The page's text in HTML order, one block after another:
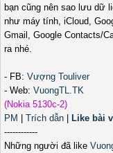
bạn cũng nên sao lưu dữ
như máy tính, iCloud,
Gmail, Google Contacts/
ra nhé.
- FB: Vượng Touliver
- Web: VuongTL.TK
(Nokia 5130c-2)
PM
Trích dẫn Like bài
------------
Những người đã like